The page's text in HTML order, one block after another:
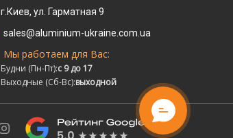
г.Киев, ул. Гарматная 9
sales@aluminium-ukraine.com.ua
Мы работаем для Вас:
Будни (Пн-Пт):с 9 до 17
Выходные (Сб-Вс):выходной